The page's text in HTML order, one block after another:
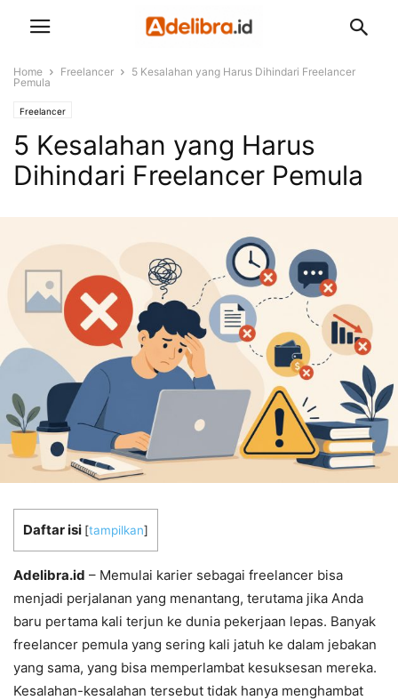
Home Freelancer
5 Kesalahan yang Harus Dihindari Freelancer
Pemula
Freelancer
5 Kesalahan yang Harus
Dihindari Freelancer Pemula
Daftar isi [tampilkan]
Adelibra.id – Memulai karier sebagai freelancer bisa
menjadi perjalanan yang menantang, terutama jika Anda
baru pertama kali terjun ke dunia pekerjaan lepas. Banyak
freelancer pemula yang sering kali jatuh ke dalam jebakan
yang sama, yang bisa memperlambat kesuksesan mereka.
Kesalahan-kesalahan tersebut tidak hanya menghambat